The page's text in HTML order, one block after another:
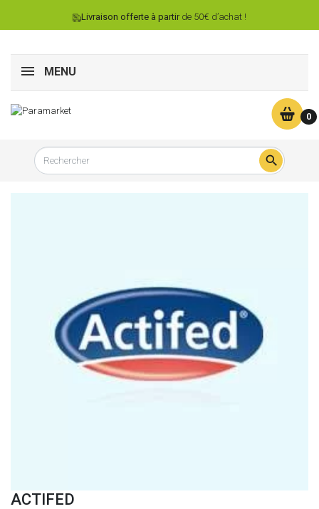
Livraison offerte à partirde 50€ d’achat !
MENU
0

ACTIFED